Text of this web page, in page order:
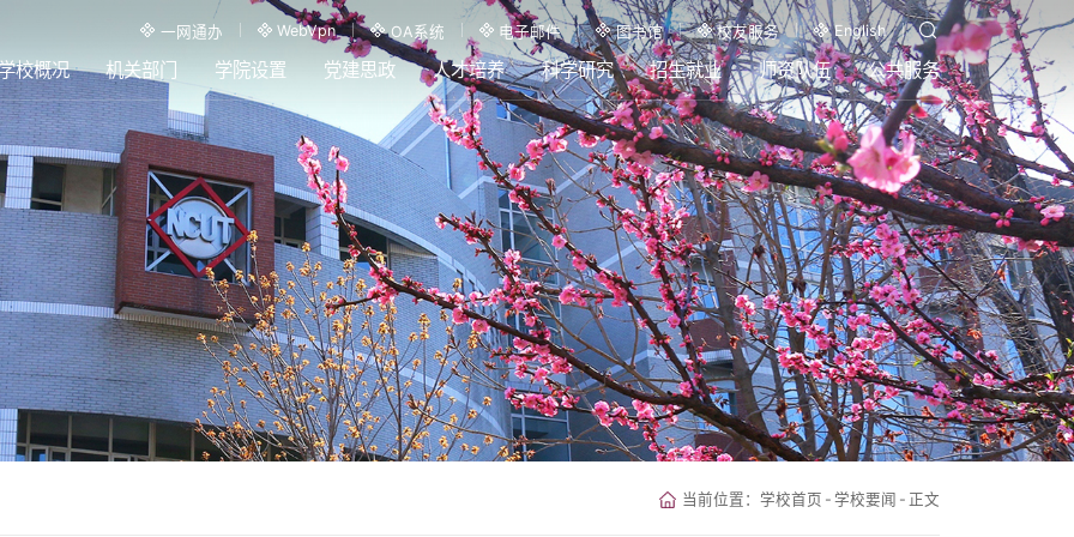
一网通办 WebVpn OA系统 电子邮件 图书馆 校友服务 English
校概况 机关部门 学院设置 党建思政 人才培养 科学研究 招生就业 师资队伍 公共服务
当前位置： 学校首页 - 学校要闻 - 正文